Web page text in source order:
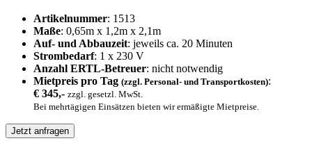
Artikelnummer: 1513
Maße: 0,65m x 1,2m x 2,1m
Auf- und Abbauzeit: jeweils ca. 20 Minuten
Strombedarf: 1 x 230 V
Anzahl ERTL-Betreuer: nicht notwendig
Mietpreis pro Tag (zzgl. Personal- und Transportkosten):
€ 345,- zzgl. gesetzl. MwSt.
Bei mehrtägigen Einsätzen bieten wir ermäßigte Mietpreise.
Jetzt anfragen